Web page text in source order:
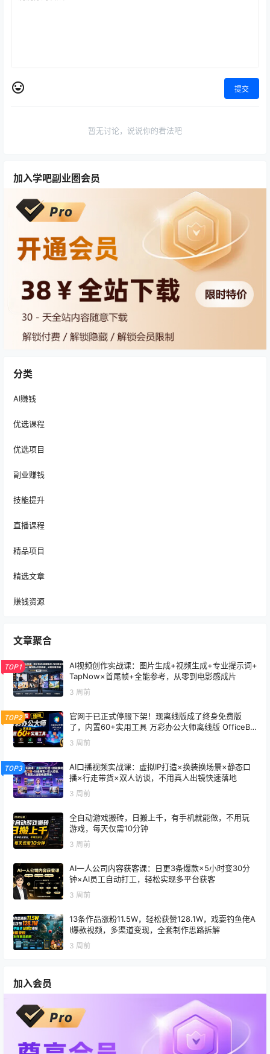
提交
暂无讨论，说说你的看法吧
加入学吧副业圈会员
分类
AI赚钱
优选课程
优选项目
副业赚钱
技能提升
直播课程
精品项目
精选文章
赚钱资源
文章聚合
TOP1
AI视频创作实战课：图片生成+视频生成+专业提示词+
TapNow×首尾帧+全能参考，从零到电影感成片
3 周前
TOP2
官网于已正式停服下架！现离线版成了终身免费版
了，内置60+实用工具 万彩办公大师离线版 OfficeBo
3 周前
TOP3
AI口播视频实战课：虚拟IP打造×换装换场景×静态口
播×行走带货×双人访谈，不用真人出镜快速落地
3 周前
全自动游戏搬砖，日搬上千，有手机就能做，不用玩
游戏，每天仅需10分钟
3 周前
AI一人公司内容获客课：日更3条爆款×5小时变30分
钟×AI员工自动打工，轻松实现多平台获客
3 周前
13条作品涨粉11.5W，轻松获赞128.1W，戏耍钓鱼佬A
I爆款视频，多渠道变现，全套制作思路拆解
3 周前
加入会员